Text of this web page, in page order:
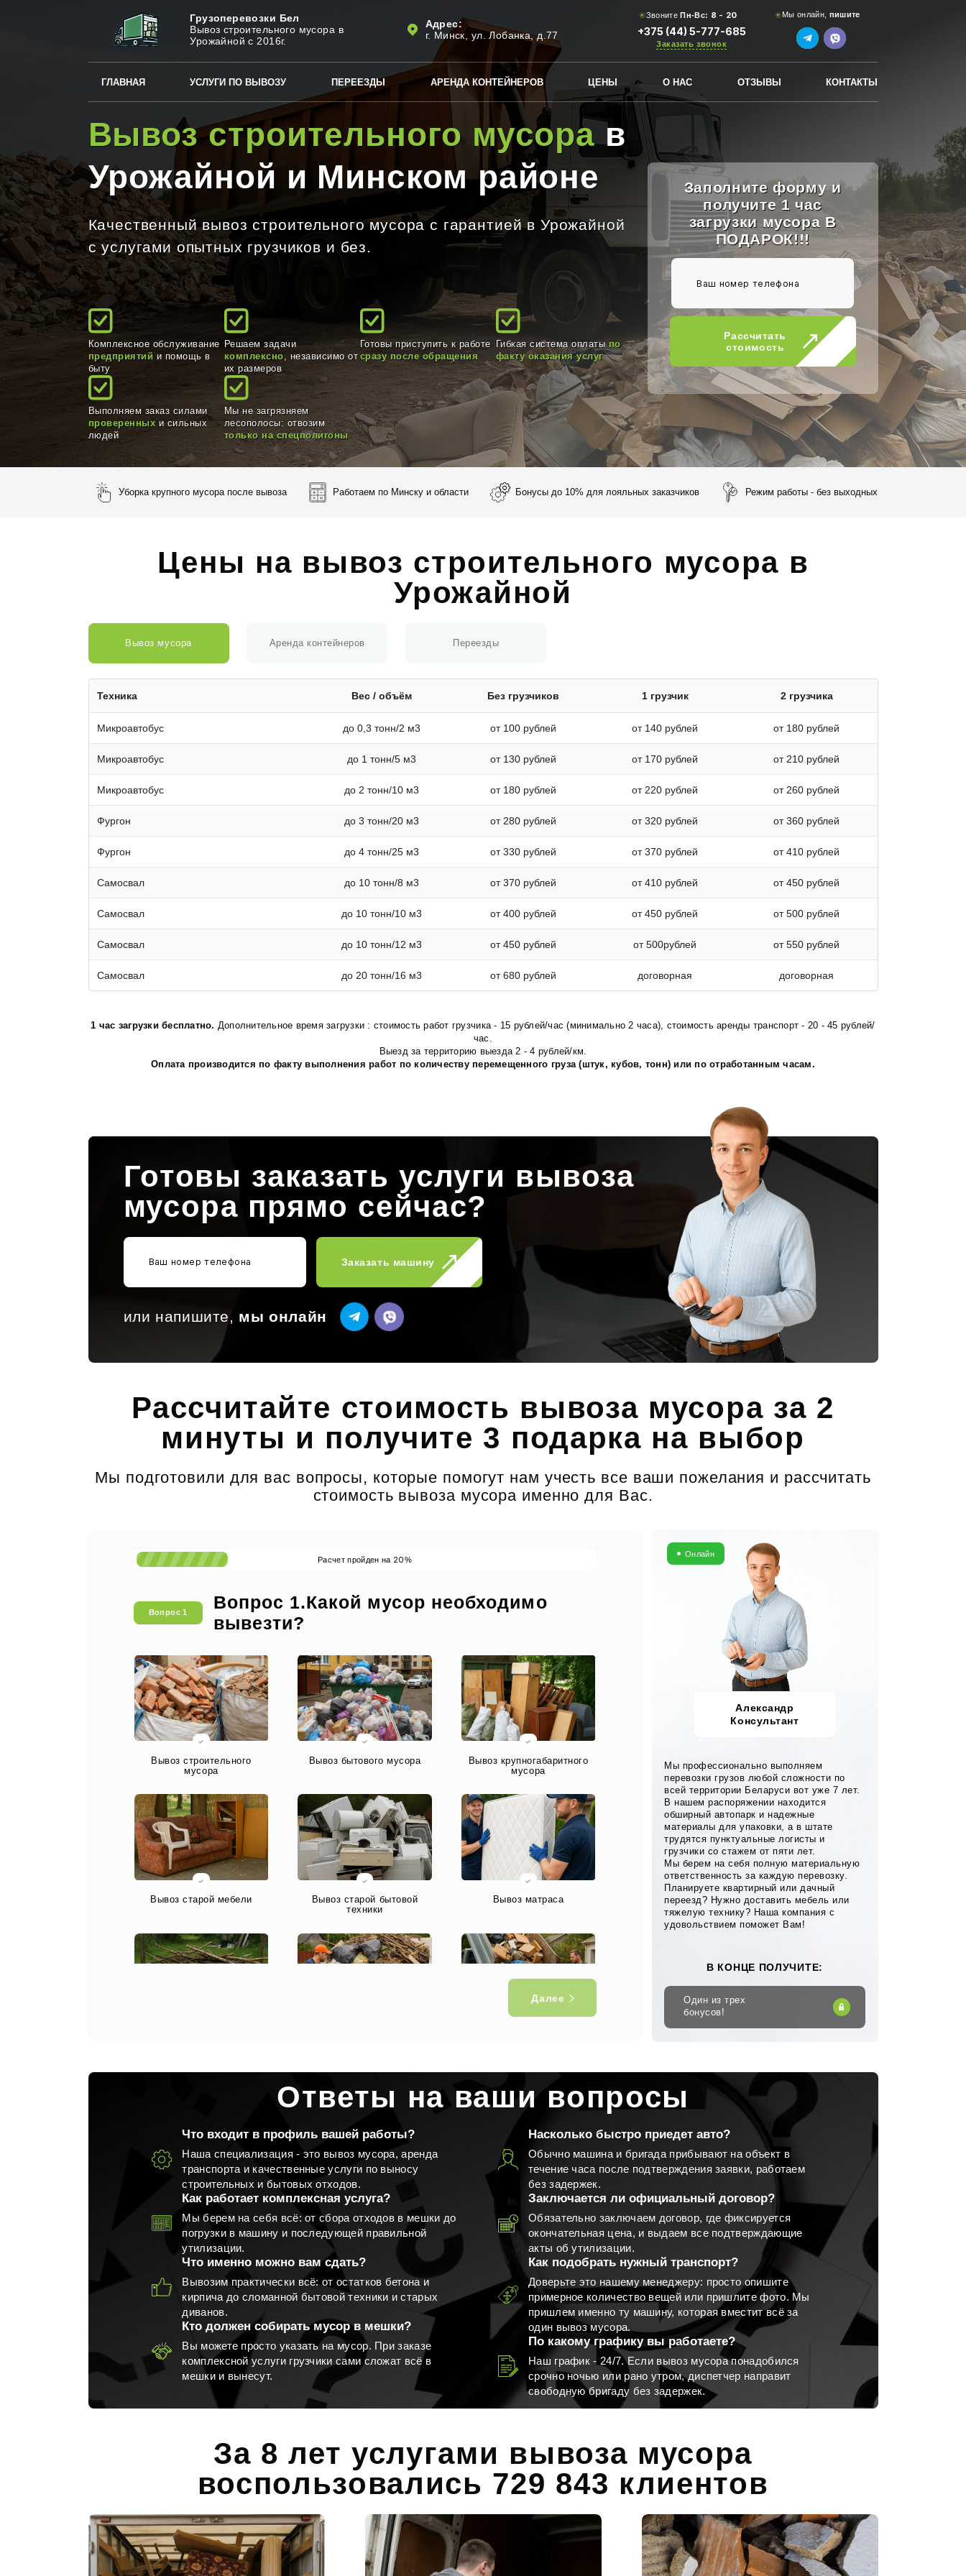
Грузоперевозки Бел
Вывоз строительного мусора в
Урожайной с 2016г.
Адрес:
г. Минск, ул. Лобанка, д.77
ЗвонитеПн-Вс: 8 - 20
+375 (44) 5-777-685
Заказать звонок
Мы онлайн, пишите
ГЛАВНАЯ УСЛУГИ ПО ВЫВОЗУ ПЕРЕЕЗДЫ АРЕНДА КОНТЕЙНЕРОВ ЦЕНЫ О НАС ОТЗЫВЫ КОНТАКТЫ
Вывоз строительного мусорав
Урожайной и Минском районе
Качественный вывоз строительного мусора с гарантией в Урожайной
с услугами опытных грузчиков и без.
Комплексное обслуживание
предприятий и помощь в
быту
Решаем задачи
комплексно, независимо от
их размеров
Готовы приступить к работе
сразу после обращения
Гибкая система оплатыпо
факту оказания услуг
Выполняем заказ силами
проверенных и сильных
людей
Мы не загрязняем
лесополосы: отвозим
только на спецполигоны
Заполните форму и
получите 1 час
загрузки мусора В
ПОДАРОК!!!
Рассчитать
стоимость
Уборка крупного мусора после вывоза Работаем по Минску и области Бонусы до 10% для лояльных заказчиков Режим работы - без выходных
Цены на вывоз строительного мусора в
Урожайной
Вывоз мусора Аренда контейнеров Переезды
Техника Вес / объём Без грузчиков 1 грузчик 2 грузчика
Микроавтобус до 0,3 тонн/2 м3 от 100 рублей от 140 рублей от 180 рублей
Микроавтобус до 1 тонн/5 м3 от 130 рублей от 170 рублей от 210 рублей
Микроавтобус до 2 тонн/10 м3 от 180 рублей от 220 рублей от 260 рублей
Фургон до 3 тонн/20 м3 от 280 рублей от 320 рублей от 360 рублей
Фургон до 4 тонн/25 м3 от 330 рублей от 370 рублей от 410 рублей
Самосвал до 10 тонн/8 м3 от 370 рублей от 410 рублей от 450 рублей
Самосвал до 10 тонн/10 м3 от 400 рублей от 450 рублей от 500 рублей
Самосвал до 10 тонн/12 м3 от 450 рублей от 500рублей от 550 рублей
Самосвал до 20 тонн/16 м3 от 680 рублей договорная договорная
1 час загрузки бесплатно. Дополнительное время загрузки : стоимость работ грузчика - 15 рублей/час (минимально 2 часа), стоимость аренды транспорт - 20 - 45 рублей/
час.
Выезд за территорию выезда 2 - 4 рублей/км.
Оплата производится по факту выполнения работ по количеству перемещенного груза (штук, кубов, тонн) или по отработанным часам.
Готовы заказать услуги вывоза
мусора прямо сейчас?
Заказать машину
или напишите, мы онлайн
Рассчитайте стоимость вывоза мусора за 2
минуты и получите 3 подарка на выбор
Мы подготовили для вас вопросы, которые помогут нам учесть все ваши пожелания и рассчитать
стоимость вывоза мусора именно для Вас.
Расчет пройден на 20%
Вопрос 1
Вопрос 1.Какой мусор необходимо
вывезти?
Вывоз строительного
мусора
Вывоз бытового мусора
Вывоз крупногабаритного
мусора
Вывоз старой мебели
Вывоз старой бытовой
техники
Вывоз матраса
Вывоз дверей
Вывоз мусора из гаража Вывоз хлама
Далее
Онлайн
Александр
Консультант
Мы профессионально выполняем
перевозки грузов любой сложности по
всей территории Беларуси вот уже 7 лет.
В нашем распоряжении находится
обширный автопарк и надежные
материалы для упаковки, а в штате
трудятся пунктуальные логисты и
грузчики со стажем от пяти лет.
Мы берем на себя полную материальную
ответственность за каждую перевозку.
Планируете квартирный или дачный
переезд? Нужно доставить мебель или
тяжелую технику? Наша компания с
удовольствием поможет Вам!
В КОНЦЕ ПОЛУЧИТЕ:
Один из трех
бонусов!
Ответы на ваши вопросы
Что входит в профиль вашей работы?
Наша специализация - это вывоз мусора, аренда
транспорта и качественные услуги по выносу
строительных и бытовых отходов.
Как работает комплексная услуга?
Мы берем на себя всё: от сбора отходов в мешки до
погрузки в машину и последующей правильной
утилизации.
Что именно можно вам сдать?
Вывозим практически всё: от остатков бетона и
кирпича до сломанной бытовой техники и старых
диванов.
Кто должен собирать мусор в мешки?
Вы можете просто указать на мусор. При заказе
комплексной услуги грузчики сами сложат всё в
мешки и вынесут.
Насколько быстро приедет авто?
Обычно машина и бригада прибывают на объект в
течение часа после подтверждения заявки, работаем
без задержек.
Заключается ли официальный договор?
Обязательно заключаем договор, где фиксируется
окончательная цена, и выдаем все подтверждающие
акты об утилизации.
Как подобрать нужный транспорт?
Доверьте это нашему менеджеру: просто опишите
примерное количество вещей или пришлите фото. Мы
пришлем именно ту машину, которая вместит всё за
один вывоз мусора.
По какому графику вы работаете?
Наш график - 24/7. Если вывоз мусора понадобился
срочно ночью или рано утром, диспетчер направит
свободную бригаду без задержек.
За 8 лет услугами вывоза мусора
воспользовались 729 843 клиентов